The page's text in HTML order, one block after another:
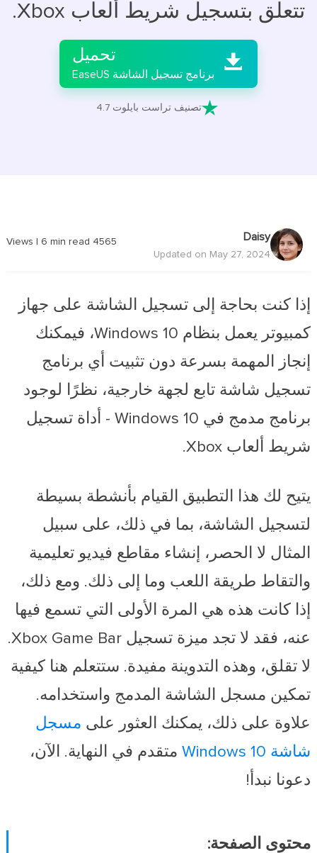
تتعلق بتسجيل شريط ألعاب Xbox.

 تحميل
برنامج تسجيل الشاشة EaseUS
تصنيف تراست بايلوت 4.7
Daisy
Updated on May 27, 2024
4565
| 6 min read
إذا كنت بحاجة إلى تسجيل الشاشة على جهاز
كمبيوتر يعمل بنظام Windows 10، فيمكنك
إنجاز المهمة بسرعة دون تثبيت أي برنامج
تسجيل شاشة تابع لجهة خارجية، نظرًا لوجود
برنامج مدمج في Windows 10 - أداة تسجيل
شريط ألعاب Xbox.
يتيح لك هذا التطبيق القيام بأنشطة بسيطة
لتسجيل الشاشة، بما في ذلك، على سبيل
المثال لا الحصر، إنشاء مقاطع فيديو تعليمية
والتقاط طريقة اللعب وما إلى ذلك. ومع ذلك،
إذا كانت هذه هي المرة الأولى التي تسمع فيها
عنه، فقد لا تجد ميزة تسجيل Xbox Game Bar.
لا تقلق، وهذه التدوينة مفيدة. ستتعلم هنا كيفية
تمكين مسجل الشاشة المدمج واستخدامه.
علاوة على ذلك، يمكنك العثور على مسجل
شاشة Windows 10
متقدم في النهاية. الآن،
دعونا نبدأ!
محتوى الصفحة: